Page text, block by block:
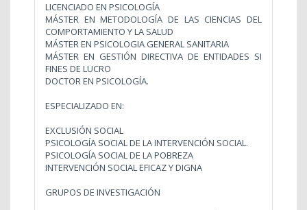
LICENCIADO EN PSICOLOGÍA
MÁSTER EN METODOLOGÍA DE LAS CIENCIAS DEL
COMPORTAMIENTO Y LA SALUD
MÁSTER EN PSICOLOGIA GENERAL SANITARIA
MÁSTER EN GESTIÓN DIRECTIVA DE ENTIDADES SI
FINES DE LUCRO
DOCTOR EN PSICOLOGÍA.
ESPECIALIZADO EN:
EXCLUSIÓN SOCIAL
PSICOLOGÍA SOCIAL DE LA INTERVENCIÓN SOCIAL.
PSICOLOGÍA SOCIAL DE LA POBREZA
INTERVENCIÓN SOCIAL EFICAZ Y DIGNA
GRUPOS DE INVESTIGACIÓN